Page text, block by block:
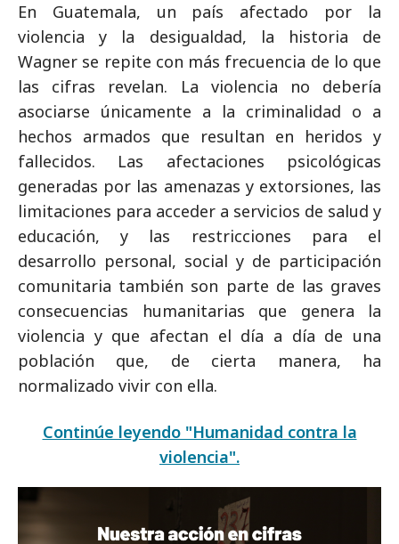
En Guatemala, un país afectado por la
violencia y la desigualdad, la historia de
Wagner se repite con más frecuencia de lo que
las cifras revelan. La violencia no debería
asociarse únicamente a la criminalidad o a
hechos armados que resultan en heridos y
fallecidos. Las afectaciones psicológicas
generadas por las amenazas y extorsiones, las
limitaciones para acceder a servicios de salud y
educación, y las restricciones para el
desarrollo personal, social y de participación
comunitaria también son parte de las graves
consecuencias humanitarias que genera la
violencia y que afectan el día a día de una
población que, de cierta manera, ha
normalizado vivir con ella.
Continúe leyendo "Humanidad contra la
violencia".